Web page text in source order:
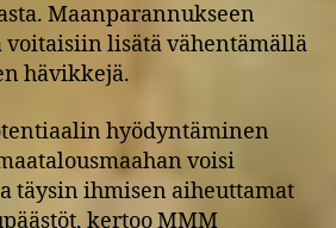
Maanparannukseen
lisätä vähentämällä
hävikkejä.
hyödyntäminen
voisi
täysin ihmisen aiheuttamat
kertoo MMM